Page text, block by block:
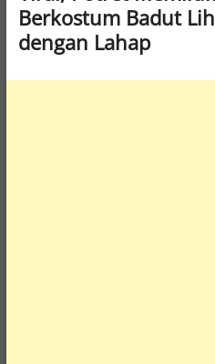
Berkostum Badut
dengan Lahap